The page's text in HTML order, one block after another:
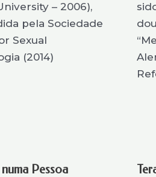
– 2006),
pela Sociedade
Sexual
(2014)
Pessoa